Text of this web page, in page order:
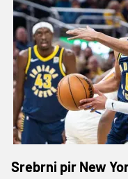
Srebrni pir New